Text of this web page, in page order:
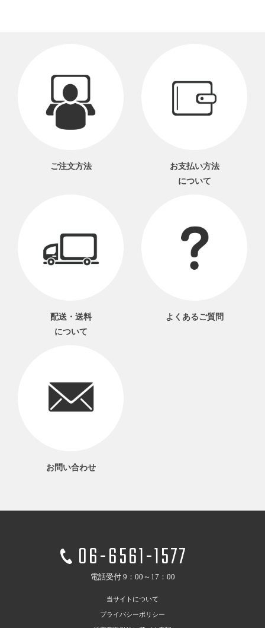
ご注文方法
お支払い方法
について
配送・送料
について
よくあるご質問
お問い合わせ
06-6561-1577
電話受付 9：00～17：00
当サイトについて
プライバシーポリシー